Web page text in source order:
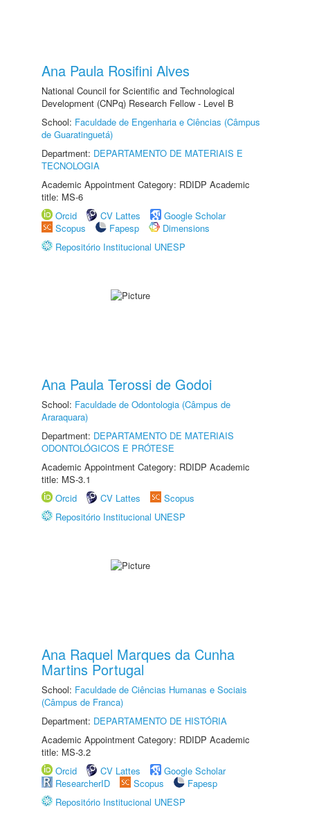
Ana Paula Rosifini Alves
National Council for Scientific and Technological
Development (CNPq) Research Fellow - Level B
School: Faculdade de Engenharia e Ciências (Câmpus
de Guaratinguetá)
Department: DEPARTAMENTO DE MATERIAIS E
TECNOLOGIA
Academic Appointment Category: RDIDP Academic
title: MS-6
Orcid
CV Lattes
Google Scholar
Scopus
Fapesp
Dimensions
Repositório Institucional UNESP
Ana Paula Terossi de Godoi
School: Faculdade de Odontologia (Câmpus de
Araraquara)
Department: DEPARTAMENTO DE MATERIAIS
ODONTOLÓGICOS E PRÓTESE
Academic Appointment Category: RDIDP Academic
title: MS-3.1
Orcid
CV Lattes
Scopus
Repositório Institucional UNESP
Ana Raquel Marques da Cunha
Martins Portugal
School: Faculdade de Ciências Humanas e Sociais
(Câmpus de Franca)
Department: DEPARTAMENTO DE HISTÓRIA
Academic Appointment Category: RDIDP Academic
title: MS-3.2
Orcid
CV Lattes
Google Scholar
ResearcherID
Scopus
Fapesp
Repositório Institucional UNESP